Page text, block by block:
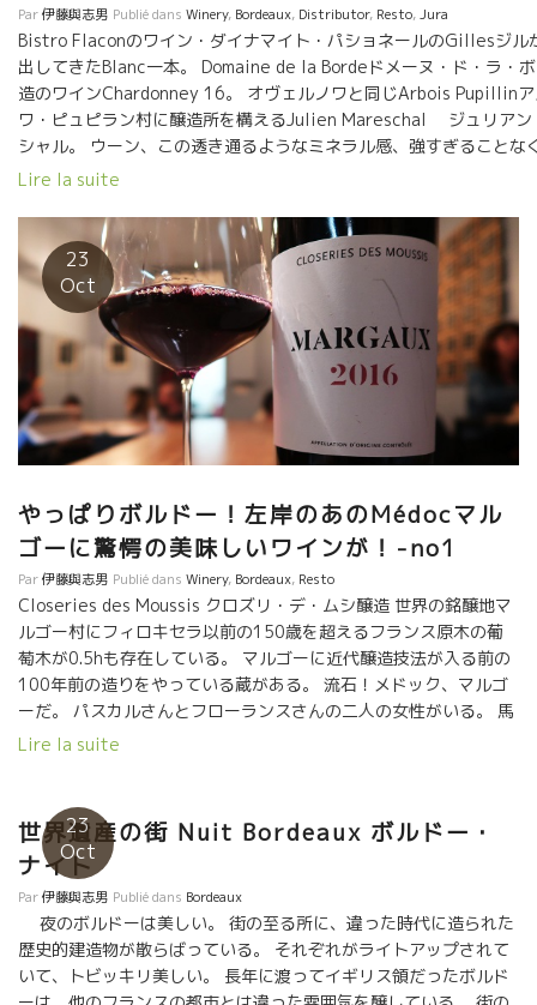
Par伊藤與志男 Publié dans Winery, Bordeaux, Distributor, Resto,Jura
Bistro Flaconのワイン・ダイナマイト・パショネールのGillesジル
出してきたBlanc一本。 Domaine de la Bordeドメーヌ・ド・ラ・
造のワインChardonney 16。 オヴェルノワと同じArbois Pupillin
ワ・ピュピラン村に醸造所を構えるJulien Mareschal ジュリアン
シャル。 ウーン、この透き通るようなミネラル感、強すぎることな
と伸びてくる。そのミネラルの周りをどこまでもやさしい上品な果
ルヌ土壌に育つシャルドネ。何という、土壌と品種のマリアージだ
壌のシャルドネでは絶対にないミネラル感。 心まで洗われてしま
透明感。 素晴らしい！！ 大西洋のマグロの活〆マリネに合わせた
高！！女性シェフのジュリアちゃんの作。 ジルのお父さんがやって
ラグビーの選手、このお父さんが滅茶苦茶Vin natureに詳しい。 一
ン談義！ この夏、日本のパッションBistroの皆さんが
ところに来た時の写真、急斜面の畑の写真を 添付しておきます
Lire la suite
23
Oct
やっぱりボルドー！左岸のあのMédocマル
ゴーに驚愕の美味しいワインが！-no1
Par伊藤與志男 Publié dans Winery, Bordeaux, Resto
Closeries des Moussis クロズリ・デ・ムシ醸造 世界の銘醸地マ
ルゴー村にフィロキセラ以前の150歳を超えるフランス原木の葡
萄木が0.5hも存在している。 マルゴーに近代醸造技法が入る前の
100年前の造りをやっている蔵がある。 流石！メドック、マルゴ
ーだ。 パスカルさんとフローランスさんの二人の女性がいる。 馬
で耕し、手で収穫、自生酵母のみで、醸造中のSO2なし。まった
５５年の頃、まだ今のような醸造テクニックが存在しなかった時
代のマルゴー、メドックワインは こんなスタイルではなかっただ
ろうか。 ボルドーで、こんな特別な美味しいマルゴーを飲ませて
くれるのは、Gillesジルしかいない。 ボルドー中心街でBistro
Flaconビストロ・フラコンを経営している。 ジルのワインに対す
るPassionはダイナマイト級！ やっぱりボルドーには凄いヤツが
いる！！ こんな驚愕のワインの造るパスカル・ショワムさんとロ
Lire la suite
23
Oct
世界遺産の街 Nuit Bordeaux ボルドー・
ナイト
Par伊藤與志男 Publié dans Bordeaux
夜のボルドーは美しい。 街の至る所に、違った時代に造られた
歴史的建造物が散らばっている。 それぞれがライトアップされて
いて、トビッキリ美しい。 長年に渡ってイギリス領だったボルド